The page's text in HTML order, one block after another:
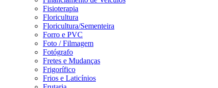
Fisioterapia
Floricultura
Floricultura/Sementeira
Forro e PVC
Foto / Filmagem
Fotógrafo
Fretes e Mudanças
Frigorífico
Frios e Laticínios